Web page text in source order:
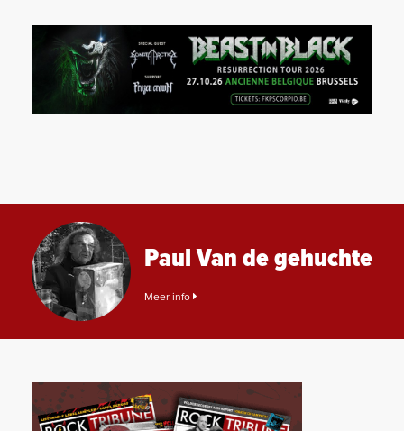
Paul Van de gehuchte
Meer info